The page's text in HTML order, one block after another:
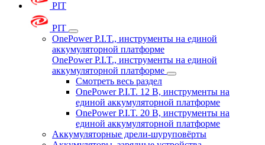
PIT
PIT
OnePower P.I.T., инструменты на единой
аккумуляторной платформе
OnePower P.I.T., инструменты на единой
аккумуляторной платформе
Смотреть весь раздел
OnePower P.I.T. 12 В, инструменты на
единой аккумуляторной платформе
OnePower P.I.T. 20 В, инструменты на
единой аккумуляторной платформе
Аккумуляторные дрели-шуруповёрты